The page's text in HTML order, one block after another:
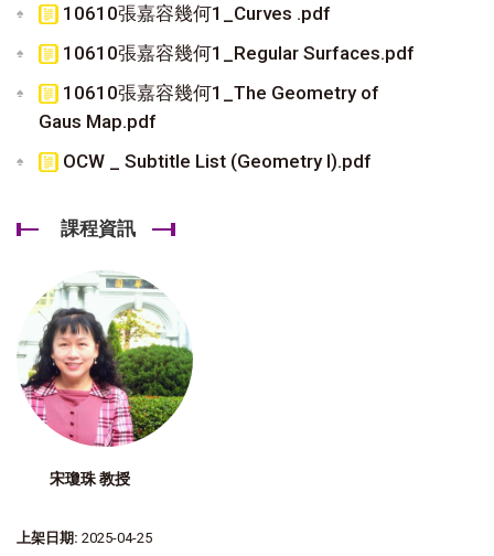
10610張嘉容幾何1_Curves .pdf
10610張嘉容幾何1_Regular Surfaces.pdf
10610張嘉容幾何1_The Geometry of
Gaus Map.pdf
OCW _ Subtitle List (Geometry I).pdf
課程資訊
宋瓊珠 教授
上架日期: 2025-04-25